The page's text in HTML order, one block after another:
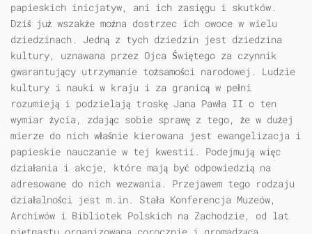
papieskich inicjatyw, ani ich zasięgu i skutków.
Dziś już wszakże można dostrzec ich owoce w wielu
dziedzinach. Jedną z tych dziedzin jest dziedzina
kultury, uznawana przez Ojca Świętego za czynnik
gwarantujący utrzymanie tożsamości narodowej. Ludzie
kultury i nauki w kraju i za granicą w pełni
rozumieją i podzielają troskę Jana Pawła II o ten
wymiar życia, zdając sobie sprawę z tego, że w dużej
mierze do nich właśnie kierowana jest ewangelizacja i
papieskie nauczanie w tej kwestii. Podejmują więc
działania i akcje, które mają być odpowiedzią na
adresowane do nich wezwania. Przejawem tego rodzaju
działalności jest m.in. Stała Konferencja Muzeów,
Archiwów i Bibliotek Polskich na Zachodzie, od lat